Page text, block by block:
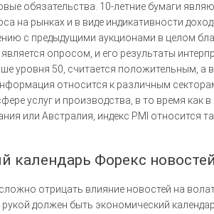
обязательства. 10-летние бумаги
на рынках и в виде индикативности
с предыдущими аукционами в целом
опросом, и его результаты
уровня 50, считается положительным, а
относится к различным
услуг и производства, в то время как
или Австралия, индекс PMI относится
календарь Форекс
отрицать влияние новостей на
должен быть экономический